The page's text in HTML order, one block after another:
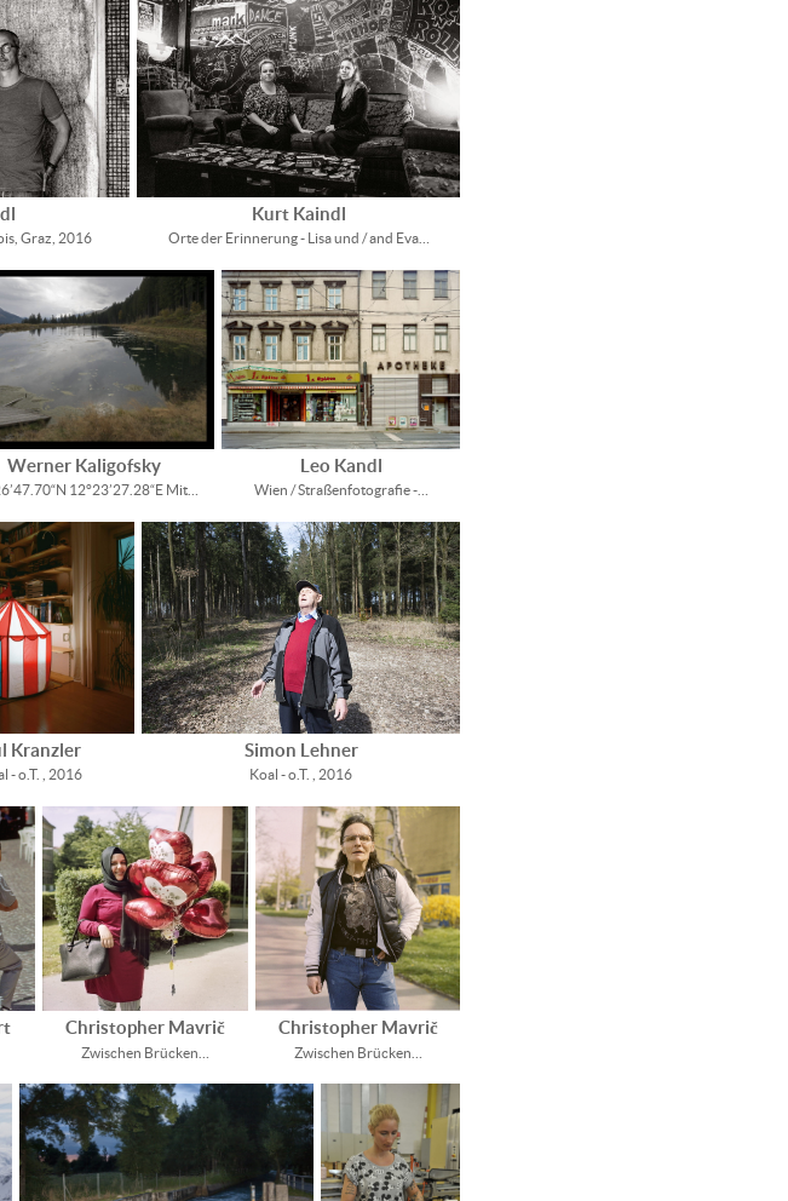
Graz, 2016
Kurt Kaindl
Orte der Erinnerung - Lisa und / and Eva…
Werner Kaligofsky
12°23’27.28“E Mit…
Leo Kandl
Wien / Straßenfotografie -…
Kranzler
- o.T. , 2016
Simon Lehner
Koal - o.T. , 2016
Christopher Mavrič
Zwischen Brücken…
Christopher Mavrič
Zwischen Brücken…